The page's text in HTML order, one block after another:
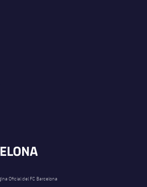
Oficial del FC Barcelona